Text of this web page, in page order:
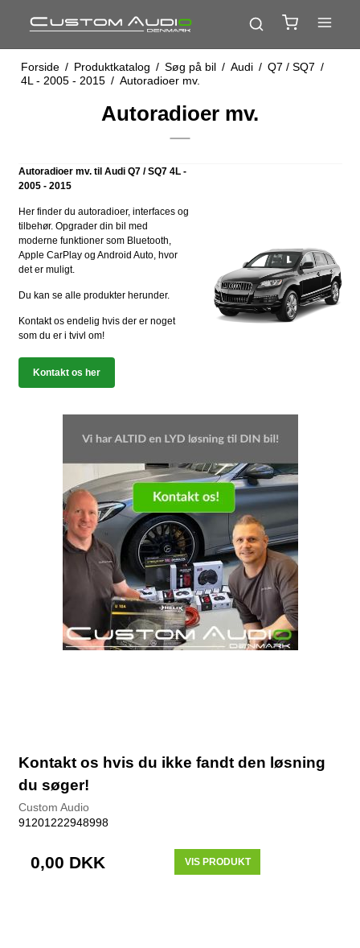
Forside / Produktkatalog / Søg på bil / Audi / Q7 / SQ7 /
4L - 2005 - 2015 / Autoradioer mv.
Autoradioer mv.
Autoradioer mv. til Audi Q7 / SQ7 4L -
2005 - 2015
Her finder du autoradioer, interfaces og
tilbehør. Opgrader din bil med
moderne funktioner som Bluetooth,
Apple CarPlay og Android Auto, hvor
det er muligt.
Du kan se alle produkter herunder.
Kontakt os endelig hvis der er noget
som du er i tvivl om!
Kontakt os her
Kontakt os hvis du ikke fandt den løsning
du søger!
Custom Audio
91201222948998
0,00 DKK VIS PRODUKT